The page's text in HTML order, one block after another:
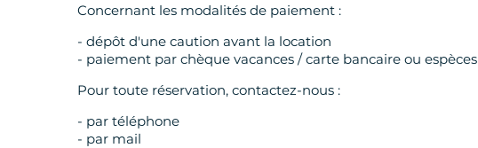
Concernant les modalités de paiement :
- dépôt d'une caution avant la location
- paiement par chèque vacances / carte bancaire ou espèces
Pour toute réservation, contactez-nous :
- par téléphone
- par mail